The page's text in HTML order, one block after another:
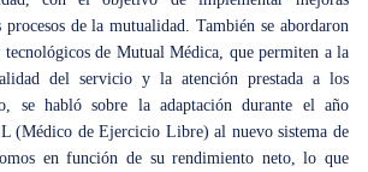
de la mutualidad. También se abordaron
tecnológicos de Mutual Médica, que permiten a la
del servicio y la atención prestada a los
se habló sobre la adaptación durante el año
(Médico de Ejercicio Libre) al nuevo sistema de
en función de su rendimiento neto, lo que